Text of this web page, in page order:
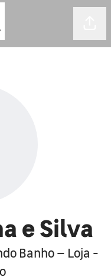
e Silva
Banho – Loja -